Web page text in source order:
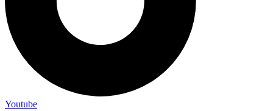
Youtube